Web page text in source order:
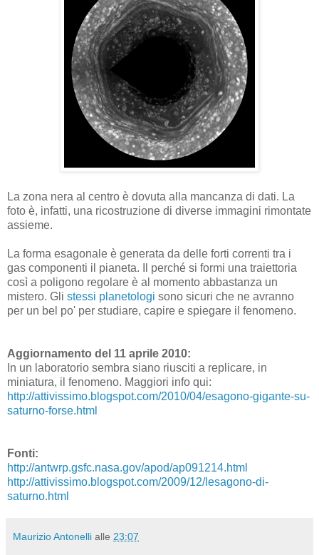
La zona nera al centro è dovuta alla mancanza di dati. La
foto è, infatti, una ricostruzione di diverse immagini rimontate
assieme.
La forma esagonale è generata da delle forti correnti tra i
gas componenti il pianeta. Il perché si formi una traiettoria
così a poligono regolare è al momento abbastanza un
mistero. Gli stessi planetologi sono sicuri che ne avranno
per un bel po' per studiare, capire e spiegare il fenomeno.
Aggiornamento del 11 aprile 2010:
In un laboratorio sembra siano riusciti a replicare, in
miniatura, il fenomeno. Maggiori info qui:
http://attivissimo.blogspot.com/2010/04/esagono-gigante-su-
saturno-forse.html
Fonti:
http://antwrp.gsfc.nasa.gov/apod/ap091214.html
http://attivissimo.blogspot.com/2009/12/lesagono-di-
saturno.html
Maurizio Antonelli alle 23:07